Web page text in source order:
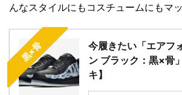
んなスタイルにもコスチュームにもマ
黒×骨
今履きたい「エアフ
ン ブラック：黒×骨
キ】